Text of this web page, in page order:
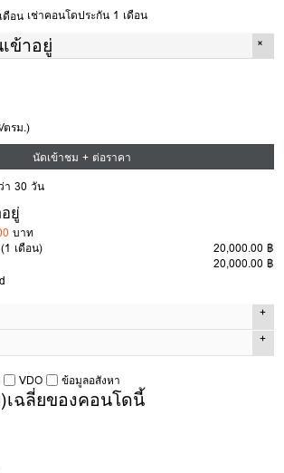
เช่าคอนโดประกัน 1 เดือน
ข้าอยู่
ตรม.)
นัดเข้าชม + ต่อราคา
า 30 วัน
ยู่
บาท
(1 เดือน)
20,000.00 ฿
20,000.00 ฿
Studio
เพื่อเช่า ของ Condothai
หากถูกใจและทำสัญญาค่าเปิดห้องนี้จะนำไปหักจากค่า
หากไม่ถูกใจ 300 บาทนี้จะเป็นค่าดำเนินการในการ
VDO ข้อมูลอสังหา
เฉลี่ยของคอนโดนี้